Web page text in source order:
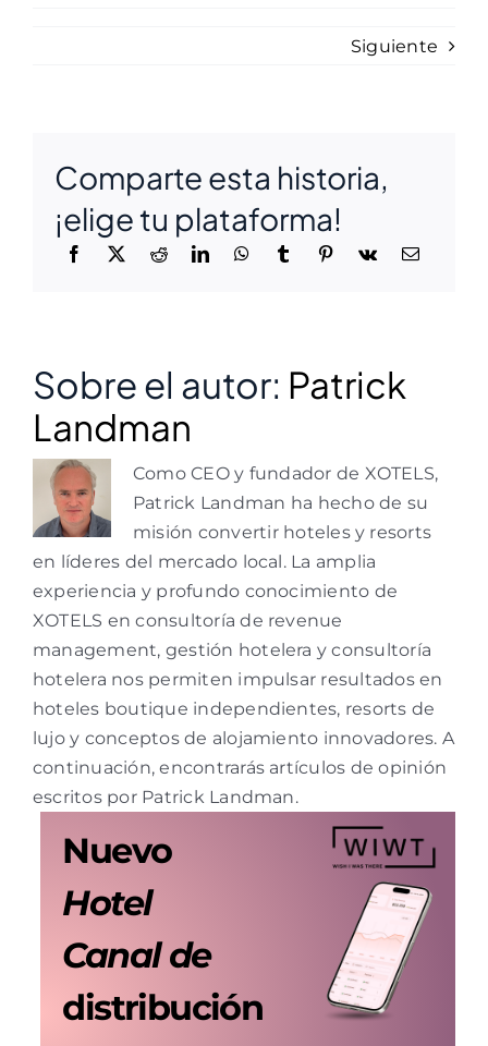
Siguiente
Nuevo
Hotel
Canal de
distribución
Comparte esta historia,
¡elige tu plataforma!
Sobre el autor: Patrick
Landman
Como CEO y fundador de XOTELS,
Patrick Landman ha hecho de su
misión convertir hoteles y resorts
en líderes del mercado local. La amplia
experiencia y profundo conocimiento de
XOTELS en consultoría de revenue
management, gestión hotelera y consultoría
hotelera nos permiten impulsar resultados en
hoteles boutique independientes, resorts de
lujo y conceptos de alojamiento innovadores. A
continuación, encontrarás artículos de opinión
escritos por Patrick Landman.